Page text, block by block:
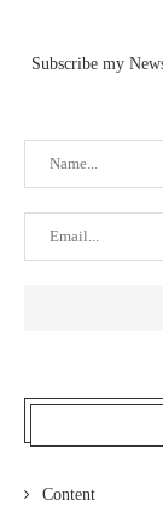
Subscribe my
Content